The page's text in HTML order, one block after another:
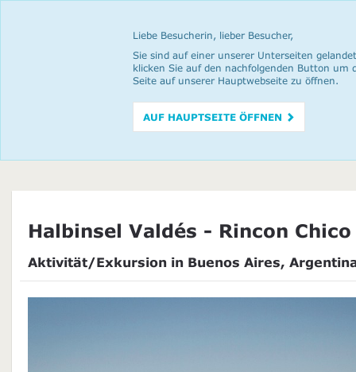
Liebe Besucherin, lieber Besucher,
Sie sind auf einer unserer Unterseiten
klicken Sie auf den nachfolgenden Button um
Seite auf unserer Hauptwebseite zu öffnen.
AUF HAUPTSEITE ÖFFNEN
Halbinsel Valdés - Rincon Chico
Aktivität/Exkursion in Buenos Aires,